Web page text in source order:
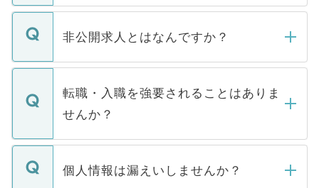
ご登録いただきましたら、弊社担当者がご
登録内容を確認し、その後メールもしくは
ます。通常、5営業日以内にはご連絡をせて
いただきますので、しばらくお待ちくださ
非公開求人とはなんですか？
マイナビDOCTORで取り扱っている求人の
うち約3割は、Webサイトからご覧いただ
けない「非公開求人」です。非公開求人は
下記の理由によって、一般には公開してい
ません。
■応募殺到を避けるため 人気のある医療機
転職・入職を強要されることはありま
せんか？
転職・入職を強要することは一切ありませ
ん。また、仮に応募先から内定をいただい
個人情報は漏えいしませんか？